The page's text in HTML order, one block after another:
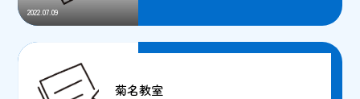
2022.07.09
菊名教室